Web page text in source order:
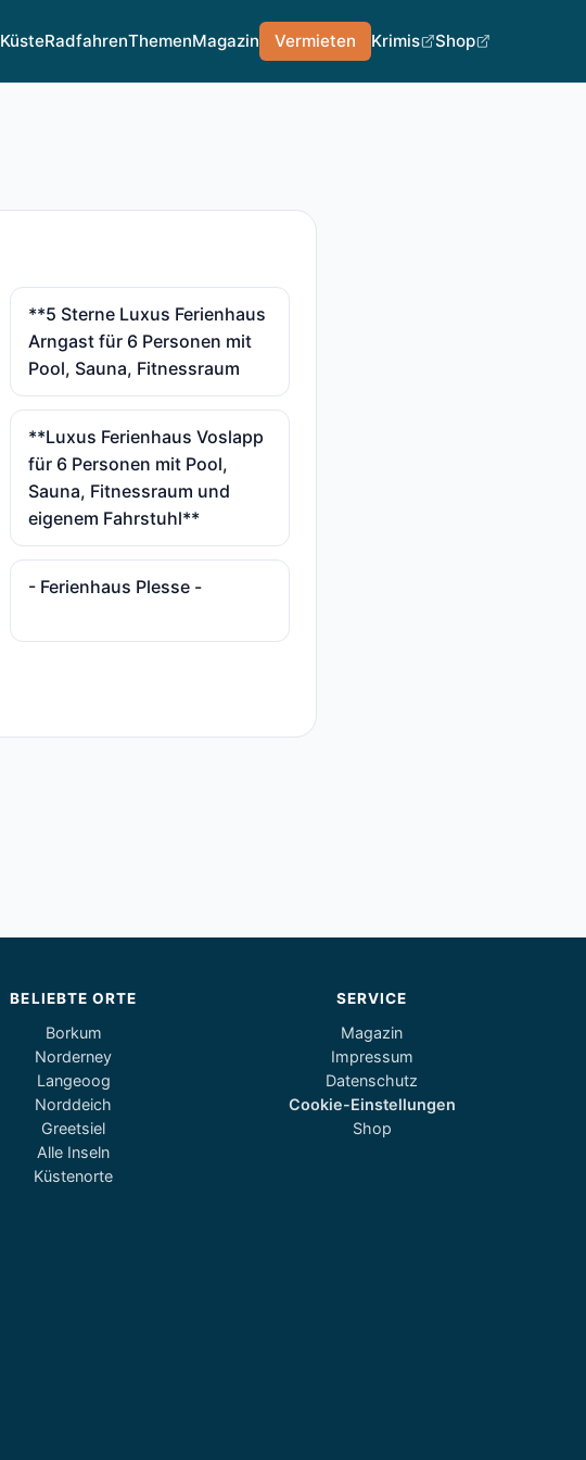
KüsteRadfahrenThemenMagazin Vermieten Krimis Shop
**5 Sterne Luxus Ferienhaus
Arngast für 6 Personen mit
Pool, Sauna, Fitnessraum
**Luxus Ferienhaus Voslapp
für 6 Personen mit Pool,
Sauna, Fitnessraum und
eigenem Fahrstuhl**
- Ferienhaus Plesse -
BELIEBTE ORTE
Borkum
Norderney
Langeoog
Norddeich
Greetsiel
Alle Inseln
Küstenorte
SERVICE
Magazin
Impressum
Datenschutz
Cookie-Einstellungen
Shop